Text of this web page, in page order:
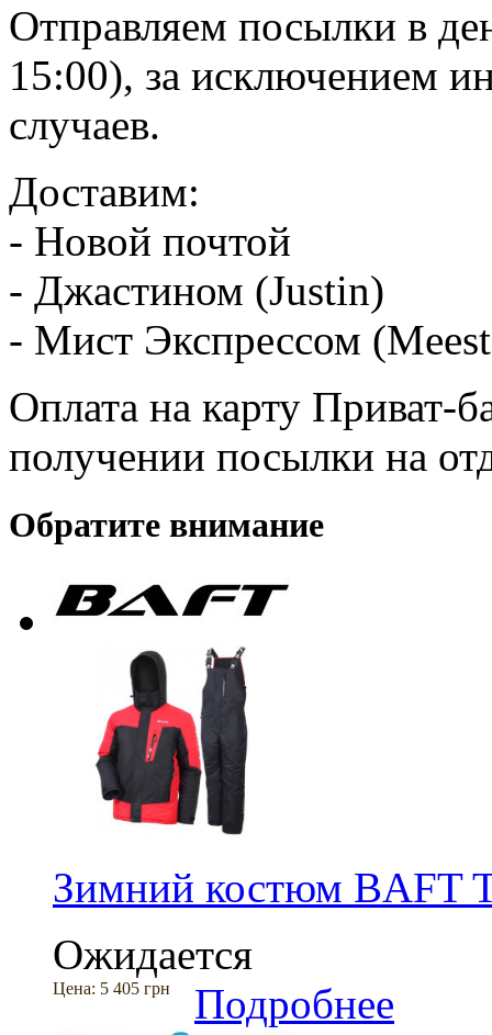
Отправляем посылки в
15:00), за исключением
случаев.
Доставим:
- Новой почтой
- Джастином (Justin)
- Мист Экспрессом
Оплата на карту Приват-
получении посылки на
Обратите внимание
Зимний костюм BAFT
Ожидается
Цена: 5 405 грн Подробнее